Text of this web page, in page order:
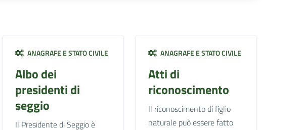
ANAGRAFE E STATO CIVILE
Albo dei
presidenti di
seggio
Il Presidente di Seggio è
ANAGRAFE E STATO CIVILE
Atti di
riconoscimento
Il riconoscimento di figlio
naturale può essere fatto